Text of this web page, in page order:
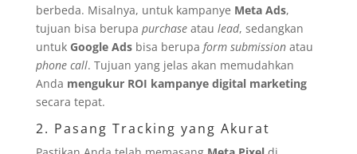
berbeda. Misalnya, untuk kampanye Meta Ads,
tujuan bisa berupa purchaseatau lead, sedangkan
untuk Google Adsbisa berupa form submissionatau
phone call. Tujuan yang jelas akan memudahkan
Anda mengukur ROI kampanye digital marketing
secara tepat.
2. Pasang Tracking yang Akurat